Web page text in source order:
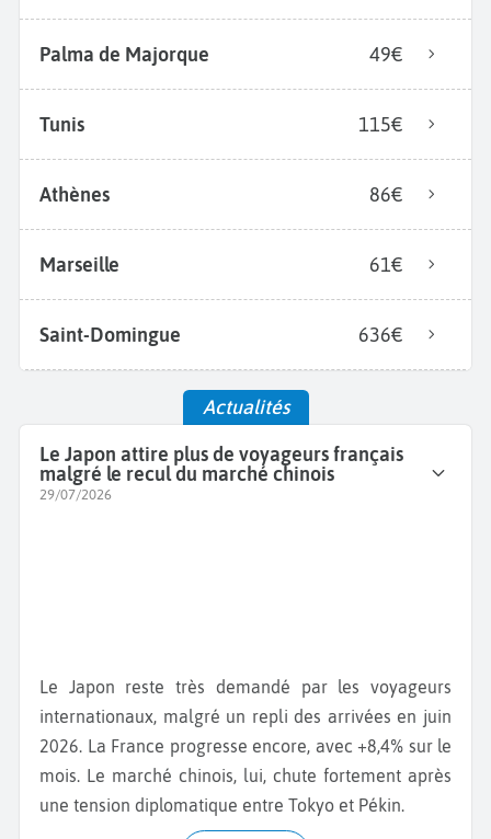
Palma de Majorque 49€
Tunis 115€
Athènes 86€
Marseille 61€
Saint-Domingue 636€
Actualités
Le Japon attire plus de voyageurs français
malgré le recul du marché chinois
29/07/2026
Le Japon reste très demandé par les voyageurs
internationaux, malgré un repli des arrivées en juin
2026. La France progresse encore, avec +8,4% sur le
mois. Le marché chinois, lui, chute fortement après
une tension diplomatique entre Tokyo et Pékin.